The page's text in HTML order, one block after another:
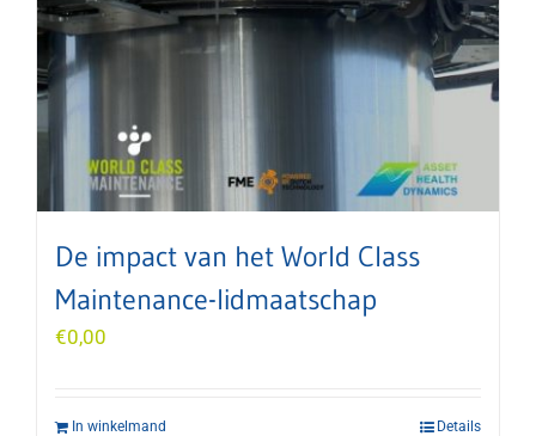
De impact van het World Class
Maintenance-lidmaatschap
€0,00
In winkelmand Details